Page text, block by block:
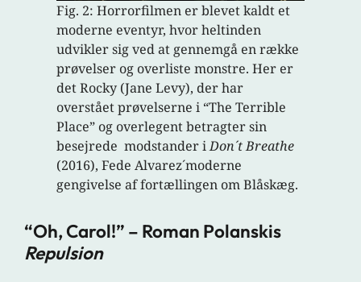
Fig. 2: Horrorfilmen er blevet kaldt et
moderne eventyr, hvor heltinden
udvikler sig ved at gennemgå en række
prøvelser og overliste monstre. Her er
det Rocky (Jane Levy), der har
overstået prøvelserne i “The Terrible
Place” og overlegent betragter sin
besejrede modstander iDon´t Breathe
(2016), Fede Alvarez´moderne
gengivelse af fortællingen om Blåskæg.
“Oh, Carol!” – Roman Polanskis
Repulsion